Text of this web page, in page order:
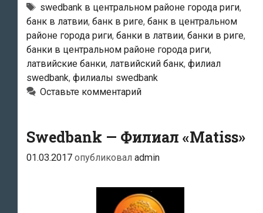
«Andris»
Тэги
swedbank в центральном районе города риги,
банк в латвии, банк в риге, банк в центральном
районе города риги, банки в латвии, банки в риге,
банки в центральном районе города риги,
латвийские банки, латвийский банк, филиал
swedbank, филиалы swedbank
Оставьте комментарий
Swedbank — Филиал «Matiss»
01.03.2017 опубликовал admin